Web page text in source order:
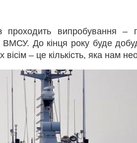
проходить випробування –
ВМСУ. До кінця року буде
– це кількість, яка нам